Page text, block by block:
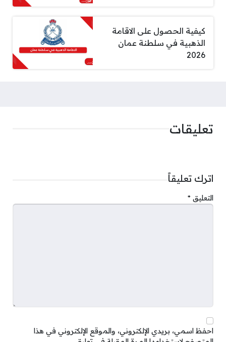
كيفية الحصول على الاقامة
الذهبية في سلطنة عمان
2026
تعليقات
اترك تعليقاً
التعليق *
احفظ اسمي، بريدي الإلكتروني، والموقع الإلكتروني في هذا